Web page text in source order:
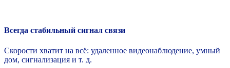
Всегда стабильный сигнал связи
Скорости хватит на всё: удаленное видеонаблюдение, умный
дом, сигнализация и т. д.